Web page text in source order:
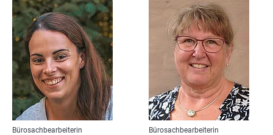
Bürosachbearbeiterin
Bürosachbearbeiterin